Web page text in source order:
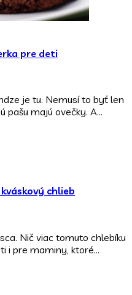
pre deti
je tu. Nemusí to byť len
pašu majú ovečky. A…
chlieb
Nič viac tomuto chlebíku
i pre maminy, ktoré…